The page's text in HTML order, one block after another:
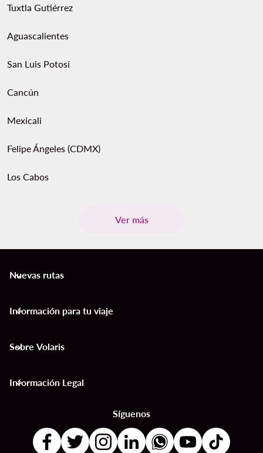
Tuxtla Gutiérrez
Aguascalientes
San Luis Potosí
Cancún
Mexicali
Felipe Ángeles (CDMX)
Los Cabos
Ver más
Nuevas rutas
keyboard_arrow_down
Información para tu viaje
keyboard_arrow_down
Sobre Volaris
keyboard_arrow_down
Información Legal
keyboard_arrow_down
Síguenos